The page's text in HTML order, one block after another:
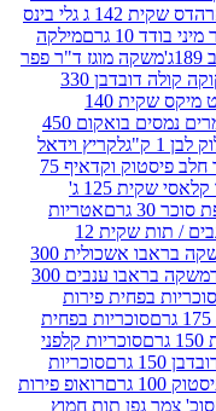
ווארהדס שקית 142 ג גלי בינס
מילקה
מוגז ד"ר פפר
קוקה קולה דובדבן 330
מנטוס פרוט מיקס שקית 140
שמרים נמסים בואקום 450
לקריץ וידאל
דובאי שוקולד חלב פיסטוק וקדאיף 75
באצ'י מריר קלאסי שקית 125 ג'
אטריות
צמר גפן עם סוכריות קופצות ענבים / תות שקית 12
משקה בראבו אשכולית 300
משקה בראבו ענבים 300
פירות
בפחית
קלפני
סוכריות
רואופ פירות
תות חמוץ